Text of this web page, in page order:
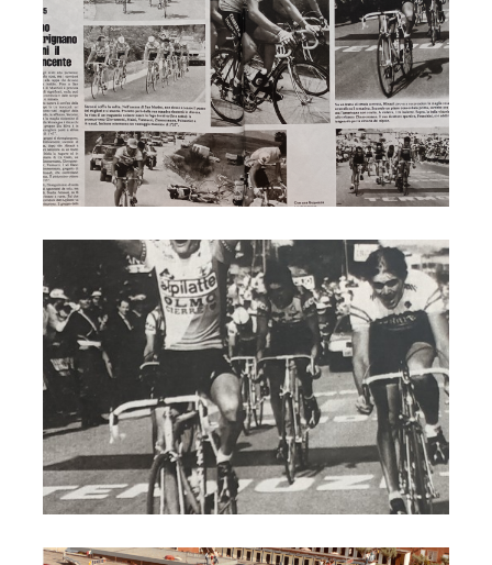
Cervia Giro 1985 l'arrivo di Orlando Maini
Cervia Giro 1985 Lungomare D'Annunzio